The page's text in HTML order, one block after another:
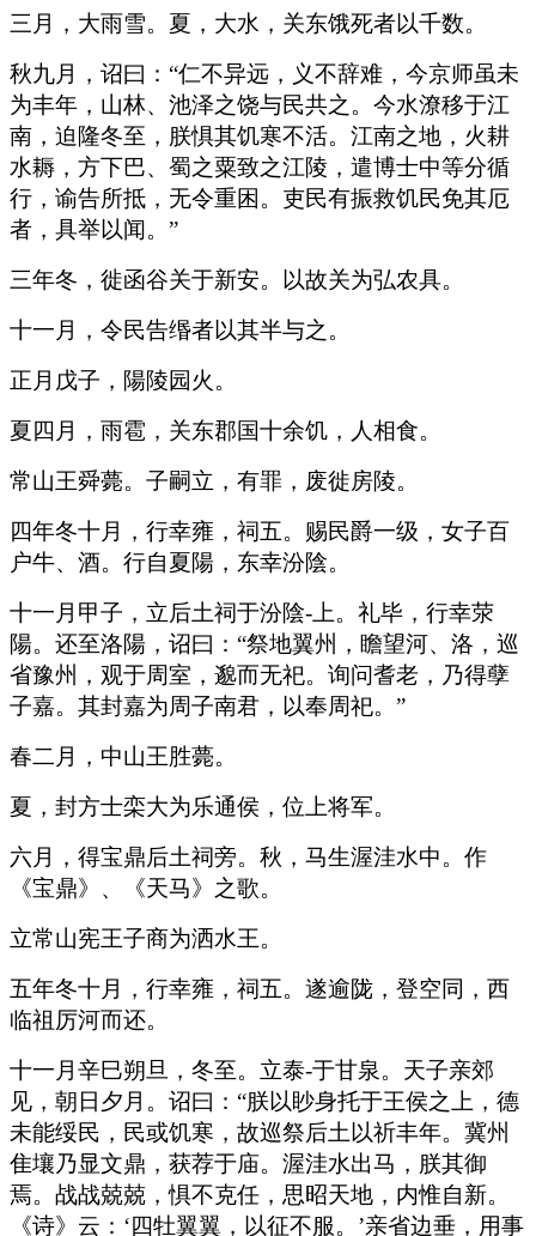
三月，大雨雪。夏，大水，关东饿死者以千数。
秋九月，诏曰：“仁不异远，义不辞难，今京师虽未
为丰年，山林、池泽之饶与民共之。今水潦移于江
南，迫隆冬至，朕惧其饥寒不活。江南之地，火耕
水耨，方下巴、蜀之粟致之江陵，遣博士中等分循
行，谕告所抵，无令重困。吏民有振救饥民免其厄
者，具举以闻。”
三年冬，徙函谷关于新安。以故关为弘农具。
十一月，令民告缗者以其半与之。
正月戊子，陽陵园火。
夏四月，雨雹，关东郡国十余饥，人相食。
常山王舜薨。子嗣立，有罪，废徙房陵。
四年冬十月，行幸雍，祠五。赐民爵一级，女子百
户牛、酒。行自夏陽，东幸汾陰。
十一月甲子，立后土祠于汾陰-上。礼毕，行幸荥
陽。还至洛陽，诏曰：“祭地翼州，瞻望河、洛，巡
省豫州，观于周室，邈而无祀。询问耆老，乃得孽
子嘉。其封嘉为周子南君，以奉周祀。”
春二月，中山王胜薨。
夏，封方士栾大为乐通侯，位上将军。
六月，得宝鼎后土祠旁。秋，马生渥洼水中。作
《宝鼎》、《天马》之歌。
立常山宪王子商为洒水王。
五年冬十月，行幸雍，祠五。遂逾陇，登空同，西
临祖厉河而还。
十一月辛巳朔旦，冬至。立泰-于甘泉。天子亲郊
见，朝日夕月。诏曰：“朕以眇身托于王侯之上，德
未能绥民，民或饥寒，故巡祭后土以祈丰年。冀州
隹壤乃显文鼎，获荐于庙。渥洼水出马，朕其御
焉。战战兢兢，惧不克任，思昭天地，内惟自新。
《诗》云：‘四牡翼翼，以征不服。’亲省边垂，用事